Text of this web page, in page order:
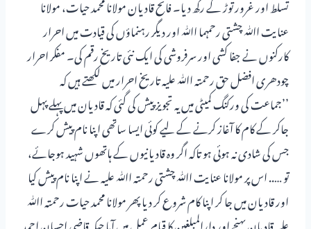
تسلط اور غرور توڑ کے رکھ دیا۔ فاتح قادیان مولانا محمد حیات، مولانا
عنایت اﷲ چشتی رحمہما اﷲ اور دیگر رہنماؤں کی قیادت میں احرار
کارکنوں نے جفا کشی اور سرفروشی کی ایک نئی تاریخ رقم کی۔ مفکر احرار
چودھری افضل حق رحمتہ اﷲ علیہ تاریخ احرار میں لکھتے ہیں کہ
’’جماعت کی ورکنگ کمیٹی میں یہ تجویز پیش کی گئی کہ قادیان میں پہلے پہل
جاکر کے کام کا آغاز کرنے کے لیے کوئی ایسا ساتھی اپنا نام پیش کرے
جس کی شادی نہ ہوئی ہو تاکہ اگر وہ قادیانیوں کے ہاتھوں شہید ہوجائے،
تو ….. اس پر مولانا عنایت اﷲ چشتی رحمتہ اﷲ علیہ نے اپنا نام پیش کیا
اور قادیان میں جا کر اپنا کام شروع کر دیا پھر مولانا محمد حیات رحمتہ اﷲ